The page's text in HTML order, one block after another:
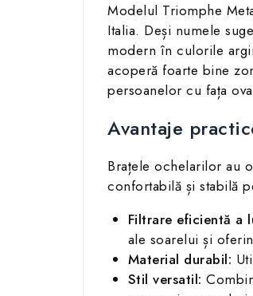
Modelul Triomphe
Italia. Deși numele
modern în culorile
acoperă foarte bine
persoanelor cu fața
Avantaje
Brațele ochelarilor au
confortabilă și stabilă
Filtrare eficientă a
ale soarelui și
Material durabil:
Stil versatil: